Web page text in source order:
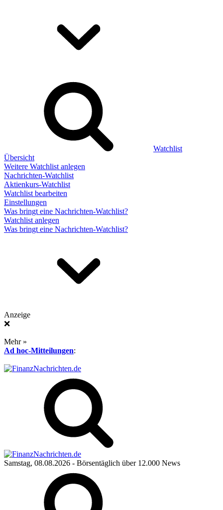
Watchlist
Übersicht
Weitere Watchlist anlegen
Nachrichten-Watchlist
Aktienkurs-Watchlist
Watchlist bearbeiten
Einstellungen
Was bringt eine Nachrichten-Watchlist?
Watchlist anlegen
Was bringt eine Nachrichten-Watchlist?
Anzeige
❌
Mehr »
Ad hoc-Mitteilungen:
Samstag, 08.08.2026 - Börsentäglich über 12.000 News